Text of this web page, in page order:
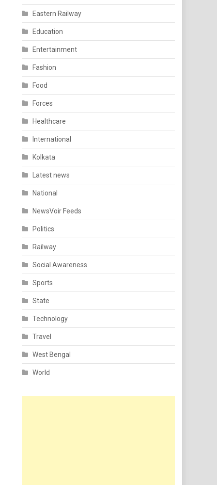
Eastern Railway
Education
Entertainment
Fashion
Food
Forces
Healthcare
International
Kolkata
Latest news
National
NewsVoir Feeds
Politics
Railway
Social Awareness
Sports
State
Technology
Travel
West Bengal
World